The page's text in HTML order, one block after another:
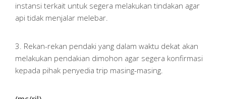
instansi terkait untuk segera melakukan tindakan agar
api tidak menjalar melebar.
3. Rekan-rekan pendaki yang dalam waktu dekat akan
melakukan pendakian dimohon agar segera konfirmasi
kepada pihak penyedia trip masing-masing.